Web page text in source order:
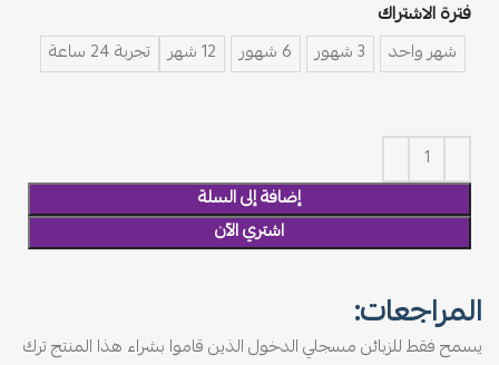
فترة الاشتراك
شهر واحد 3 شهور 6 شهور 12 شهر تجربة 24 ساعة
إضافة إلى السلة
اشتري الآن
المراجعات:
يسمح فقط للزبائن مسجلي الدخول الذين قاموا بشراء هذا المنتج ترك